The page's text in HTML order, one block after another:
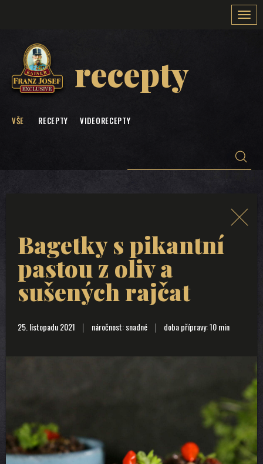
recepty
VŠE RECEPTY VIDEORECEPTY
Bagetky s pikantní
pastou z oliv a
sušených rajčat
25. listopadu 2021 náročnost: snadné doba přípravy: 10 min